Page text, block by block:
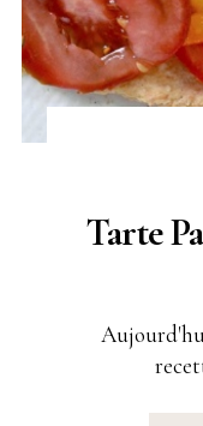
Tarte